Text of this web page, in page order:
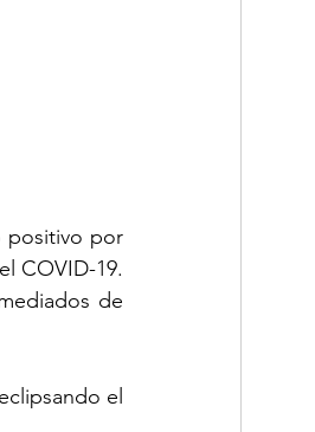
positivo por
COVID-19.
de
el